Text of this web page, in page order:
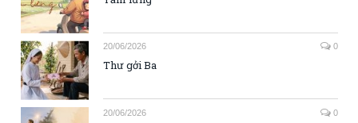
20/06/2026 0
Thư gởi Ba
20/06/2026 0